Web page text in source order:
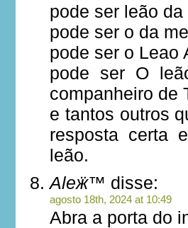
pode ser leão
pode ser o da
pode ser o Leao
pode ser O
companheiro de
e tantos outros
resposta certa
leão.
Aleӝ™ disse:
agosto 18th, 2024 at 10:49
Abra a porta do